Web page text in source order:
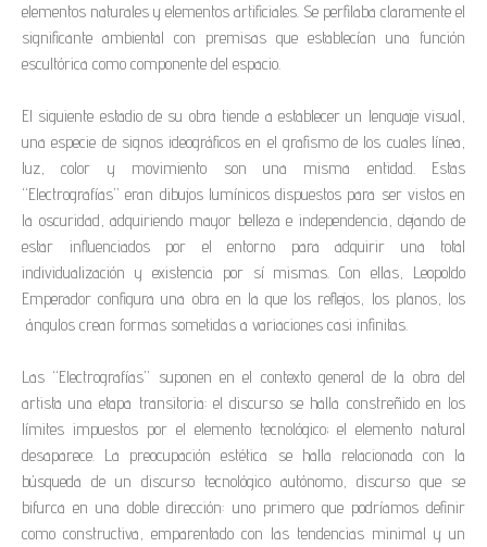
elementos naturales y elementos artificiales. Se perfilaba claramente el
significante ambiental con premisas que establecían una función
escultórica como componente del espacio.
El siguiente estadio de su obra tiende a establecer un lenguaje visual,
una especie de signos ideográficos en el grafismo de los cuales línea,
luz, color y movimiento son una misma entidad. Estas
“Electrografías” eran dibujos lumínicos dispuestos para ser vistos en
la oscuridad, adquiriendo mayor belleza e independencia, dejando de
estar influenciados por el entorno para adquirir una total
individualización y existencia por sí mismas. Con ellas, Leopoldo
Emperador configura una obra en la que los reflejos, los planos, los
ángulos crean formas sometidas a variaciones casi infinitas.
Las “Electrografías” suponen en el contexto general de la obra del
artista una etapa transitoria: el discurso se halla constreñido en los
límites impuestos por el elemento tecnológico; el elemento natural
desaparece. La preocupación estética se halla relacionada con la
búsqueda de un discurso tecnológico autónomo, discurso que se
bifurca en una doble dirección: uno primero que podríamos definir
como constructiva, emparentado con las tendencias minimal y un